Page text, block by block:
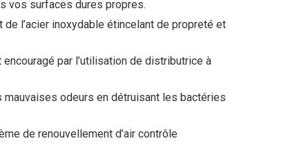
vos surfaces dures propres.
de l’acier inoxydable étincelant de propreté et
par l’utilisation de distributrice à
odeurs en détruisant les bactéries
de renouvellement d’air contrôle